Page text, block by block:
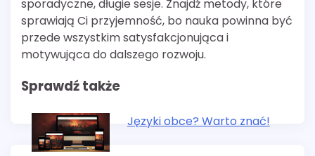
sporadyczne, długie sesje. Znajdź metody, które
sprawiają Ci przyjemność, bo nauka powinna być
przede wszystkim satysfakcjonująca i
motywująca do dalszego rozwoju.
Sprawdź także
Języki obce? Warto znać!